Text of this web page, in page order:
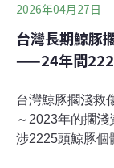
2026年04月27日
台灣長期鯨豚
——24年間
台灣鯨豚擱淺救
～2023年的擱淺
涉2225頭鯨豚個